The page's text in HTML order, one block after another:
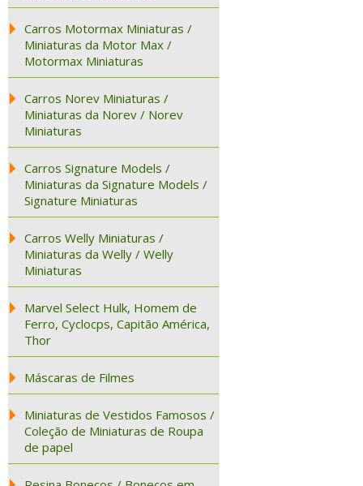
Carros Motormax Miniaturas /
Miniaturas da Motor Max /
Motormax Miniaturas
Carros Norev Miniaturas /
Miniaturas da Norev / Norev
Miniaturas
Carros Signature Models /
Miniaturas da Signature Models /
Signature Miniaturas
Carros Welly Miniaturas /
Miniaturas da Welly / Welly
Miniaturas
Marvel Select Hulk, Homem de
Ferro, Cyclocps, Capitão América,
Thor
Máscaras de Filmes
Miniaturas de Vestidos Famosos /
Coleção de Miniaturas de Roupa
de papel